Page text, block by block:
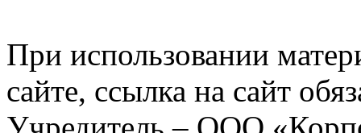
При использовании
сайте, ссылка на сайт